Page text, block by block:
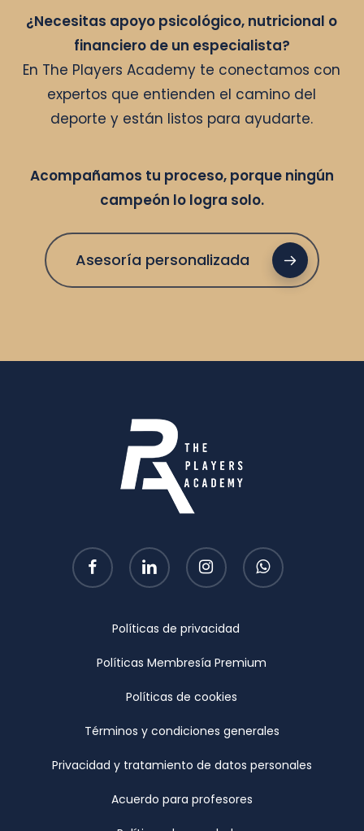
¿Necesitas apoyo psicológico, nutricional o
financiero de un especialista?
En The Players Academy te conectamos con
expertos que entienden el camino del
deporte y están listos para ayudarte.
Acompañamos tu proceso, porque ningún
campeón lo logra solo.
Asesoría personalizada
facebook linkedin instagram whatsapp
Políticas de privacidad
Políticas Membresía Premium
Políticas de cookies
Términos y condiciones generales
Privacidad y tratamiento de datos personales
Acuerdo para profesores